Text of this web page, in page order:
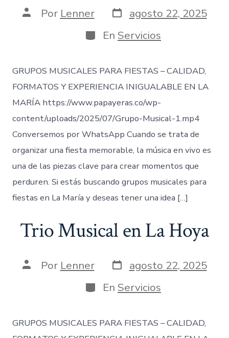
AutorPor Lenner Fecha
de
publicación
agosto 22, 2025
Categorías
En Servicios
GRUPOS MUSICALES PARA FIESTAS – CALIDAD,
FORMATOS Y EXPERIENCIA INIGUALABLE EN LA
MARÍA https://www.papayeras.co/wp-
content/uploads/2025/07/Grupo-Musical-1.mp4
Conversemos por WhatsApp Cuando se trata de
organizar una fiesta memorable, la música en vivo es
una de las piezas clave para crear momentos que
perduren. Si estás buscando grupos musicales para
fiestas en La María y deseas tener una idea […]
Trio Musical en La Hoya
AutorPor Lenner Fecha
de
publicación
agosto 22, 2025
Categorías
En Servicios
GRUPOS MUSICALES PARA FIESTAS – CALIDAD,